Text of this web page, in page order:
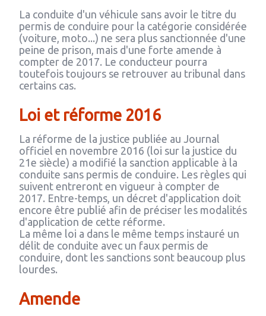
La conduite d'un véhicule sans avoir le titre du
permis de conduire pour la catégorie considérée
(voiture, moto...) ne sera plus sanctionnée d'une
peine de prison, mais d'une forte amende à
compter de 2017. Le conducteur pourra
toutefois toujours se retrouver au tribunal dans
certains cas.
Loi et réforme 2016
La réforme de la justice publiée au Journal
officiel en novembre 2016 (loi sur la justice du
21e siècle) a modifié la sanction applicable à la
conduite sans permis de conduire. Les règles qui
suivent entreront en vigueur à compter de
2017. Entre-temps, un décret d'application doit
encore être publié afin de préciser les modalités
d'application de cette réforme.
La même loi a dans le même temps instauré un
délit de conduite avec un faux permis de
conduire, dont les sanctions sont beaucoup plus
lourdes.
Amende